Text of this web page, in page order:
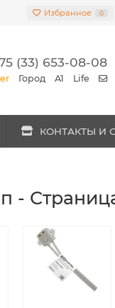
Избранное 0
(33) 653-08-08
Город A1 Life
КОНТАКТЫ И
-